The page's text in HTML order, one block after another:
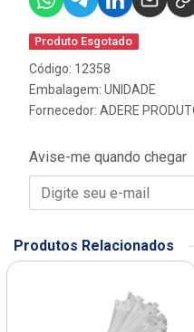
Produto Esgotado
Código: 12358
Embalagem: UNIDADE
Fornecedor: ADERE
Avise-me quando chegar
Produtos Relacionados